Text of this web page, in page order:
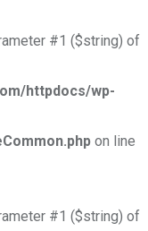
#1 ($string) of
httpdocs/wp-
on line
#1 ($string) of